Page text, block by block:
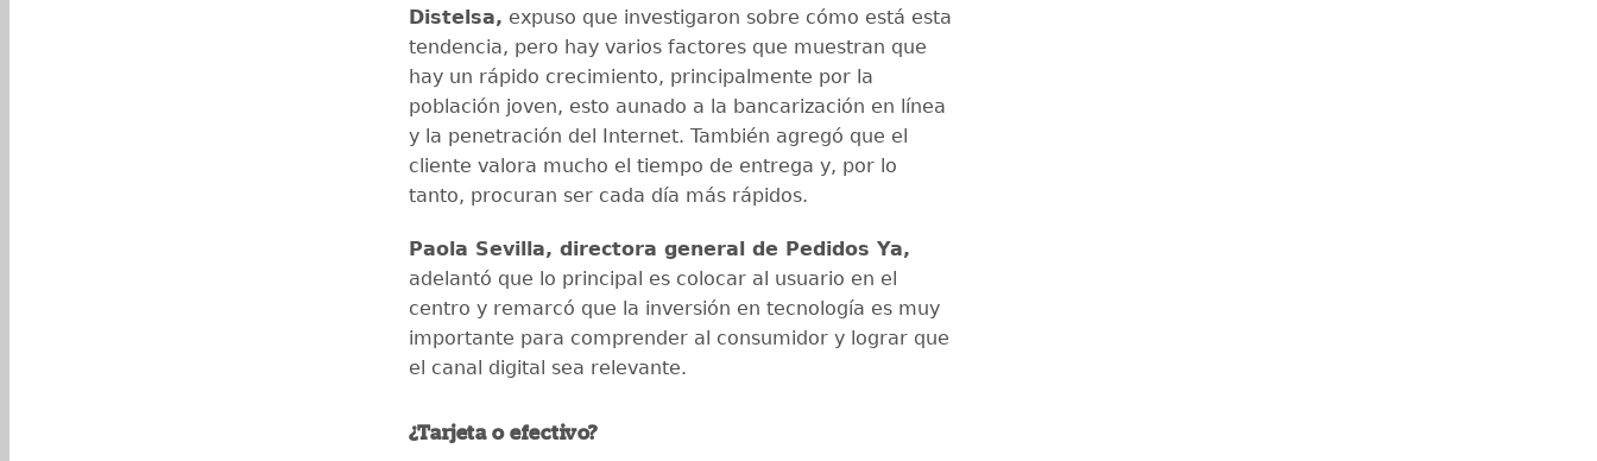
Distelsa, expuso que investigaron sobre cómo está esta
tendencia, pero hay varios factores que muestran que
hay un rápido crecimiento, principalmente por la
población joven, esto aunado a la bancarización en línea
y la penetración del Internet. También agregó que el
cliente valora mucho el tiempo de entrega y, por lo
tanto, procuran ser cada día más rápidos.
Paola Sevilla, directora general de Pedidos Ya,
adelantó que lo principal es colocar al usuario en el
centro y remarcó que la inversión en tecnología es muy
importante para comprender al consumidor y lograr que
el canal digital sea relevante.
¿Tarjeta o efectivo?